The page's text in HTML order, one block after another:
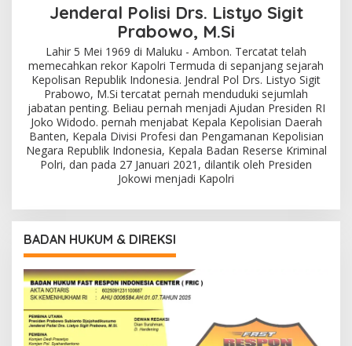
Jenderal Polisi Drs. Listyo Sigit
Prabowo, M.Si
Lahir 5 Mei 1969 di Maluku - Ambon. Tercatat telah
memecahkan rekor Kapolri Termuda di sepanjang sejarah
Kepolisan Republik Indonesia. Jendral Pol Drs. Listyo Sigit
Prabowo, M.Si tercatat pernah menduduki sejumlah
jabatan penting. Beliau pernah menjadi Ajudan Presiden RI
Joko Widodo. pernah menjabat Kepala Kepolisian Daerah
Banten, Kepala Divisi Profesi dan Pengamanan Kepolisian
Negara Republik Indonesia, Kepala Badan Reserse Kriminal
Polri, dan pada 27 Januari 2021, dilantik oleh Presiden
Jokowi menjadi Kapolri
BADAN HUKUM & DIREKSI